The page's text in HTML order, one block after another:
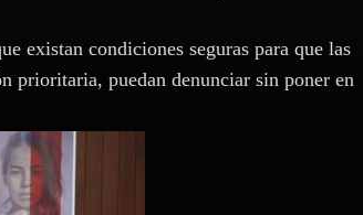
existan condiciones seguras para que las
prioritaria, puedan denunciar sin poner en